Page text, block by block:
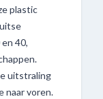
plastic
40,
uitstraling
naar voren.